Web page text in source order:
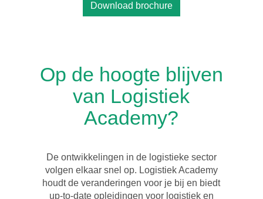
Download brochure
Op de hoogte blijven
van Logistiek
Academy?
De ontwikkelingen in de logistieke sector
volgen elkaar snel op. Logistiek Academy
houdt de veranderingen voor je bij en biedt
up-to-date opleidingen voor logistiek en